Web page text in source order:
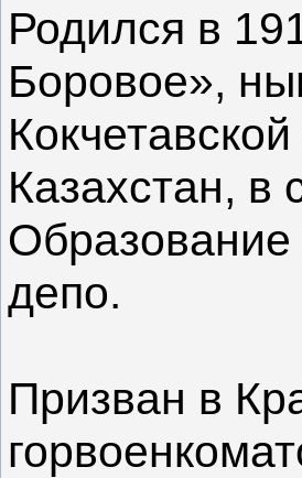
Родился в
Боровое»,
Казахстан, в
Образование
депо.
Призван в